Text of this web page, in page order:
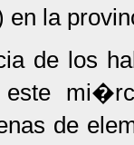
en la
de los
de